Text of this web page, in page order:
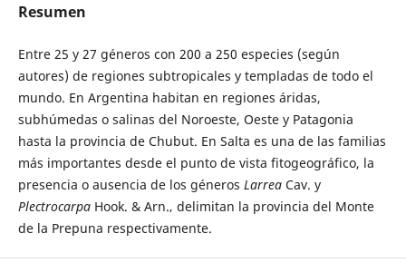
Resumen
Entre 25 y 27 géneros con 200 a 250 especies (según
autores) de regiones subtropicales y templadas de todo el
mundo. En Argentina habitan en regiones áridas,
subhúmedas o salinas del Noroeste, Oeste y Patagonia
hasta la provincia de Chubut. En Salta es una de las familias
más importantes desde el punto de vista fitogeográfico, la
presencia o ausencia de los géneros LarreaCav. y
Plectrocarpa Hook. & Arn.‚ delimitan la provincia del Monte
de la Prepuna respectivamente.